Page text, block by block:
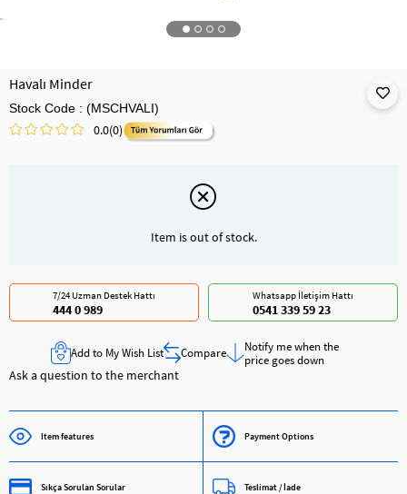
Havalı Minder
Stock Code (MSCHVALI)
0.0(0)
Item is out of stock.
Whatsapp İletişim Hattı
0541 339 59 23
7/24 Uzman Destek Hattı
444 0 989
Add to My Wish List Compare
Notify me when the
price goes down
Ask a question to the merchant
Item features Payment Options
Sıkça Sorulan Sorular Teslimat / İade